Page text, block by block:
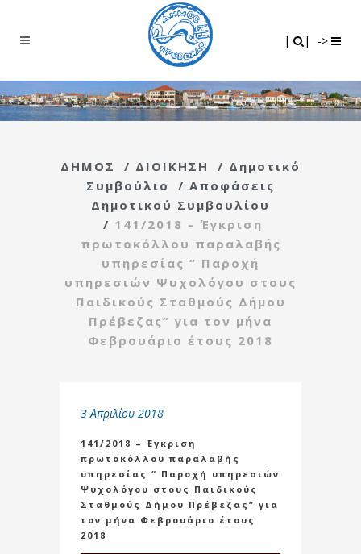
| | ->
ΔΗΜΟΣ / ΔΙΟΙΚΗΣΗ / Δημοτικό
Συμβούλιο
/ Αποφάσεις
Δημοτικού Συμβουλίου
/ 141/2018 – Έγκριση
πρωτοκόλλου παραλαβής
υπηρεσίας “ Παροχή
υπηρεσιών Ψυχολόγου στους
Παιδικούς Σταθμούς Δήμου
Πρέβεζας” για τον μήνα
Φεβρουάριο έτους 2018
3 Απριλίου 2018
141/2018 – Έγκριση
πρωτοκόλλου παραλαβής
υπηρεσίας “ Παροχή υπηρεσιών
Ψυχολόγου στους Παιδικούς
Σταθμούς Δήμου Πρέβεζας” για
τον μήνα Φεβρουάριο έτους
2018